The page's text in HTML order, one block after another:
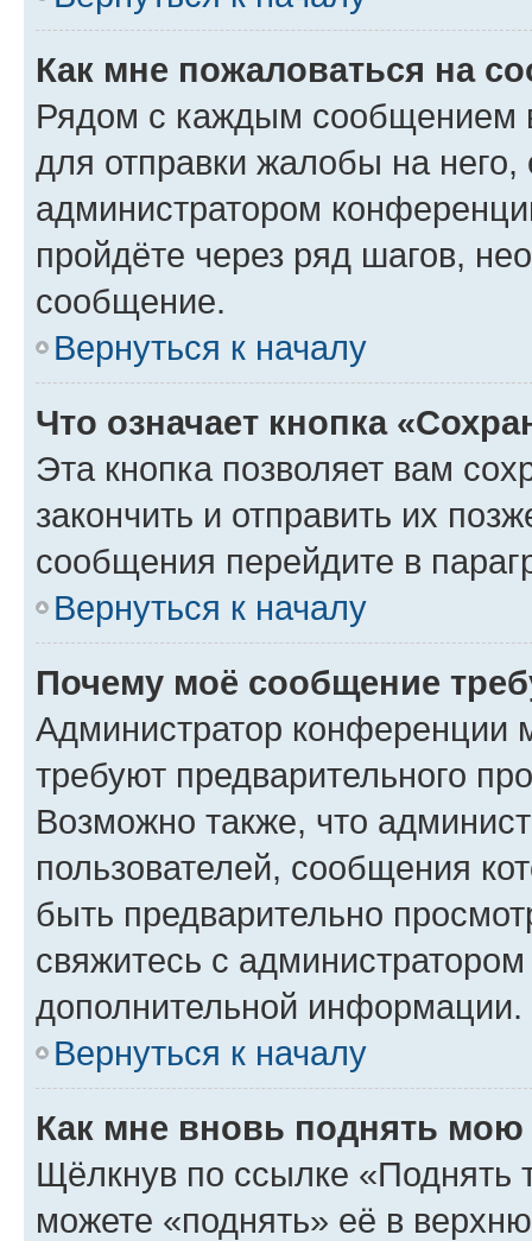
Как мне пожаловаться на
Рядом с каждым сообщением
для отправки жалобы на
администратором
пройдёте через ряд шагов,
сообщение.
Вернуться к началу
Что означает кнопка
Эта кнопка позволяет вам
закончить и отправить их
сообщения перейдите в
Вернуться к началу
Почему моё сообщение
Администратор конференции
требуют предварительного
Возможно также, что
пользователей, сообщения
быть предварительно
свяжитесь с
дополнительной информации.
Вернуться к началу
Как мне вновь поднять мою
Щёлкнув по ссылке «Поднять
можете «поднять» её в